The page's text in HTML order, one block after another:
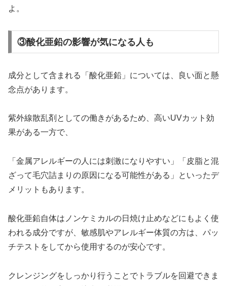
よ。
③酸化亜鉛の影響が気になる人も
成分として含まれる「酸化亜鉛」については、良い面と懸
念点があります。
紫外線散乱剤としての働きがあるため、高いUVカット効
果がある一方で、
「金属アレルギーの人には刺激になりやすい」「皮脂と混
ざって毛穴詰まりの原因になる可能性がある」といったデ
メリットもあります。
酸化亜鉛自体はノンケミカルの日焼け止めなどにもよく使
われる成分ですが、敏感肌やアレルギー体質の方は、パッ
チテストをしてから使用するのが安心です。
クレンジングをしっかり行うことでトラブルを回避できま